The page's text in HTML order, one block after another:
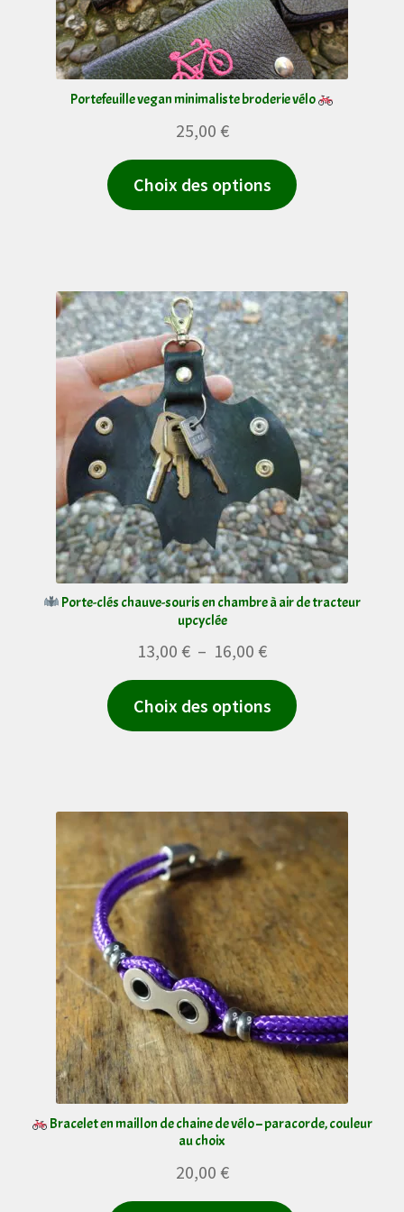
page
du
produit
Portefeuille vegan minimaliste broderie vélo
25,00 €
Choix des options
Ce
produit
variations.
Les
options
peuvent
être
choisies
sur
la
page
du
produit
Porte-clés chauve-souris en chambre à air de tracteur
upcyclée
13,00 € – 16,00 €Plage
de
prix :
13,00 €
Choix des options
Ce
produit
variations.
options
peuvent
être
choisies
sur
la
page
du
produit
Bracelet en maillon de chaine de vélo – paracorde, couleur
au choix
20,00 €